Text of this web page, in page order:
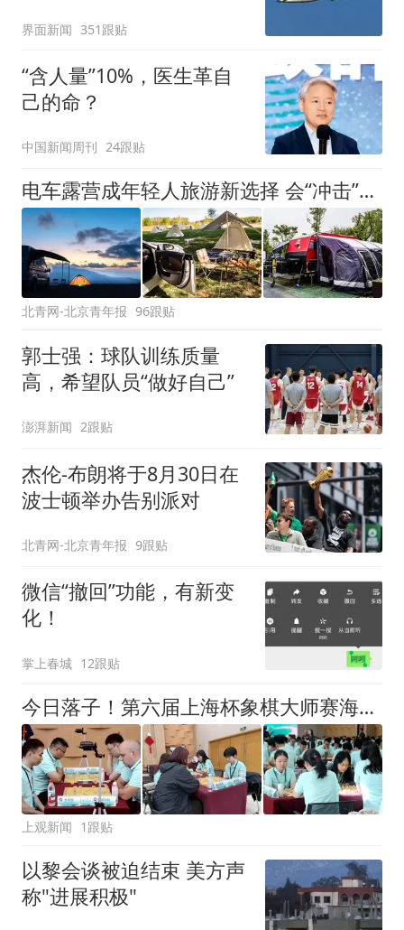
界面新闻 351跟贴
“含人量”10%，医生革自
己的命？
中国新闻周刊 24跟贴
电车露营成年轻人旅游新选择 会“冲击”传统住宿业吗？
北青网-北京青年报 96跟贴
郭士强：球队训练质量
高，希望队员“做好自己”
澎湃新闻 2跟贴
杰伦-布朗将于8月30日在
波士顿举办告别派对
北青网-北京青年报 9跟贴
微信“撤回”功能，有新变
化！
掌上春城 12跟贴
今日落子！第六届上海杯象棋大师赛海选赛扩容，象棋爱好者也能参与顶级赛事
上观新闻 1跟贴
以黎会谈被迫结束 美方声
称"进展积极"